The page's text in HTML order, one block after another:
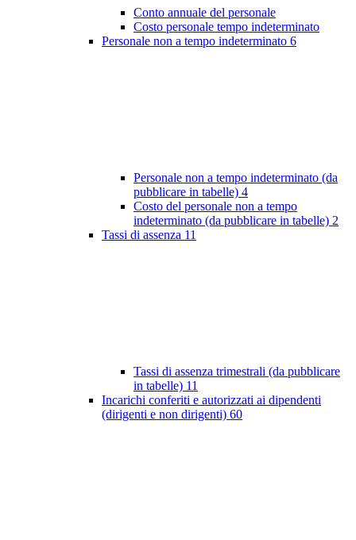
Conto annuale del personale
Costo personale tempo indeterminato
Personale non a tempo indeterminato 6
Personale non a tempo indeterminato (da
pubblicare in tabelle) 4
Costo del personale non a tempo
indeterminato (da pubblicare in tabelle) 2
Tassi di assenza 11
Tassi di assenza trimestrali (da pubblicare
in tabelle) 11
Incarichi conferiti e autorizzati ai dipendenti
(dirigenti e non dirigenti) 60